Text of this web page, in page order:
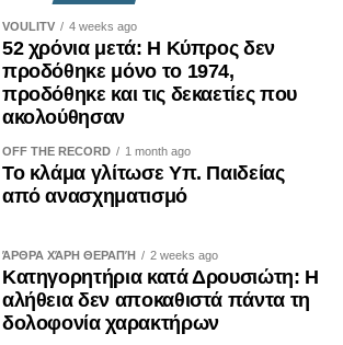
δεν μπορεί να μένει εγκλωβισμένη
κατά της ανθρωπότητας δεν
που ξεχνούν, επαναλαμβάνουν.
που φοβούνται να πουν την αλήθεια,
αρνητές της ιστορίας να
19η Μαΐου δεν είναι απλώς ημέρα
VOULITV 4 weeks ago
52 χρόνια μετά: Η Κύπρος δεν
προδόθηκε μόνο το 1974,
προδόθηκε και τις δεκαετίες που
ακολούθησαν
OFF THE RECORD 1 month ago
Το κλάμα γλίτωσε Υπ. Παιδείας
από ανασχηματισμό
ΆΡΘΡΑ ΧΆΡΗ ΘΕΡΑΠΉ 2 weeks ago
Κατηγορητήρια κατά Δρουσιώτη: Η
αλήθεια δεν αποκαθιστά πάντα τη
δολοφονία χαρακτήρων